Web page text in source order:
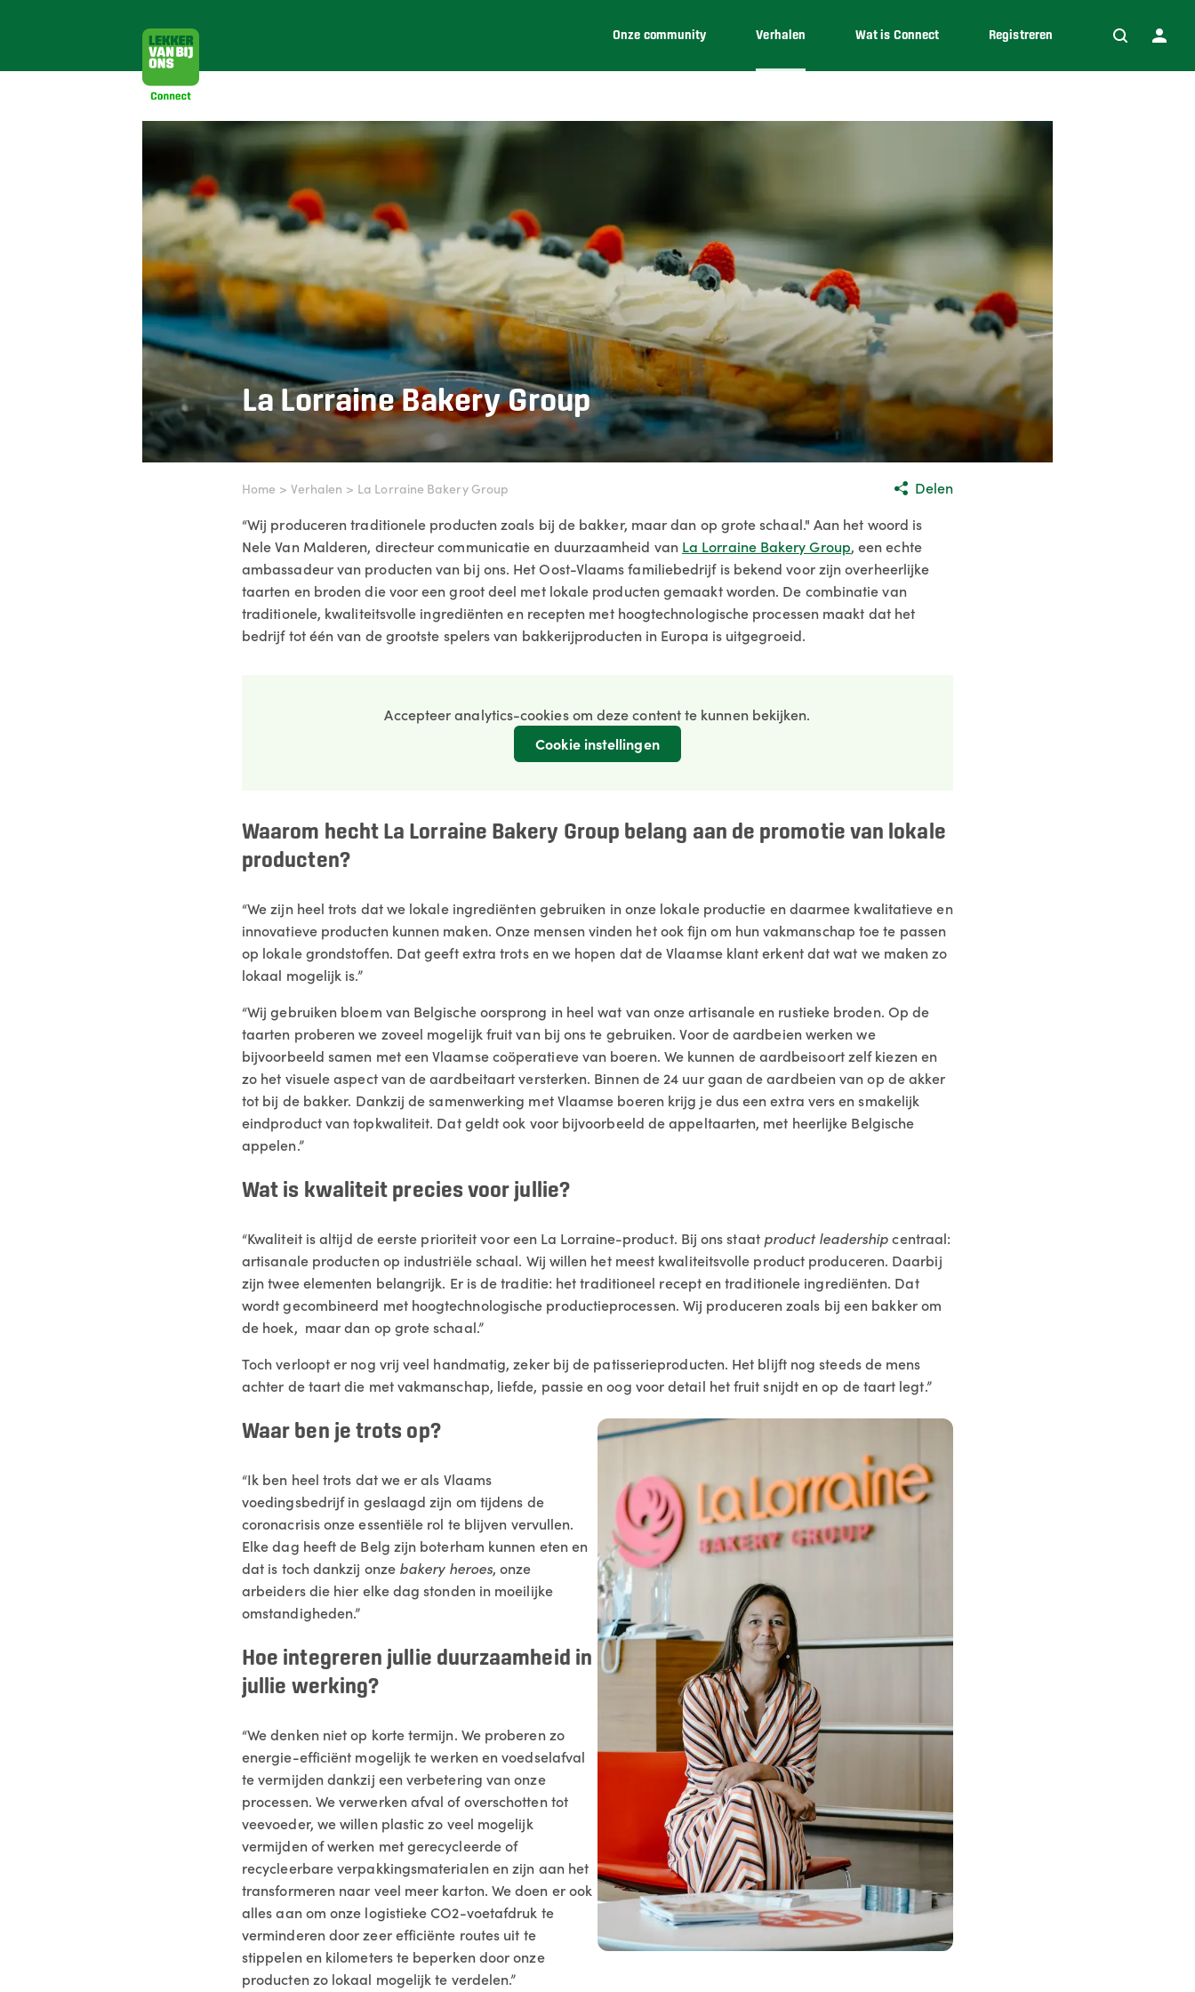
Onze community Verhalen Wat is Connect Registreren
La Lorraine Bakery Group
Home > Verhalen > La Lorraine Bakery Group
Delen
“Wij produceren traditionele producten zoals bij de bakker, maar dan op grote schaal." Aan het woord is
Nele Van Malderen, directeur communicatie en duurzaamheid van La Lorraine Bakery Group, een echte
ambassadeur van producten van bij ons. Het Oost-Vlaams familiebedrijf is bekend voor zijn overheerlijke
taarten en broden die voor een groot deel met lokale producten gemaakt worden. De combinatie van
traditionele, kwaliteitsvolle ingrediënten en recepten met hoogtechnologische processen maakt dat het
bedrijf tot één van de grootste spelers van bakkerijproducten in Europa is uitgegroeid.
Accepteer analytics-cookies om deze content te kunnen bekijken.
Cookie instellingen
Waarom hecht La Lorraine Bakery Group belang aan de promotie van lokale
producten?
“We zijn heel trots dat we lokale ingrediënten gebruiken in onze lokale productie en daarmee kwalitatieve en
innovatieve producten kunnen maken. Onze mensen vinden het ook fijn om hun vakmanschap toe te passen
op lokale grondstoffen. Dat geeft extra trots en we hopen dat de Vlaamse klant erkent dat wat we maken zo
lokaal mogelijk is.”
“Wij gebruiken bloem van Belgische oorsprong in heel wat van onze artisanale en rustieke broden. Op de
taarten proberen we zoveel mogelijk fruit van bij ons te gebruiken. Voor de aardbeien werken we
bijvoorbeeld samen met een Vlaamse coöperatieve van boeren. We kunnen de aardbeisoort zelf kiezen en
zo het visuele aspect van de aardbeitaart versterken. Binnen de 24 uur gaan de aardbeien van op de akker
tot bij de bakker. Dankzij de samenwerking met Vlaamse boeren krijg je dus een extra vers en smakelijk
eindproduct van topkwaliteit. Dat geldt ook voor bijvoorbeeld de appeltaarten, met heerlijke Belgische
appelen.”
Wat is kwaliteit precies voor jullie?
“Kwaliteit is altijd de eerste prioriteit voor een La Lorraine-product. Bij ons staat product leadershipcentraal:
artisanale producten op industriële schaal. Wij willen het meest kwaliteitsvolle product produceren. Daarbij
zijn twee elementen belangrijk. Er is de traditie: het traditioneel recept en traditionele ingrediënten. Dat
wordt gecombineerd met hoogtechnologische productieprocessen. Wij produceren zoals bij een bakker om
de hoek, maar dan op grote schaal.”
Toch verloopt er nog vrij veel handmatig, zeker bij de patisserieproducten. Het blijft nog steeds de mens
achter de taart die met vakmanschap, liefde, passie en oog voor detail het fruit snijdt en op de taart legt.”
Waar ben je trots op?
“Ik ben heel trots dat we er als Vlaams
voedingsbedrijf in geslaagd zijn om tijdens de
coronacrisis onze essentiële rol te blijven vervullen.
Elke dag heeft de Belg zijn boterham kunnen eten en
dat is toch dankzij onze bakery heroes, onze
arbeiders die hier elke dag stonden in moeilijke
omstandigheden.”
Hoe integreren jullie duurzaamheid in
jullie werking?
“We denken niet op korte termijn. We proberen zo
energie-efficiënt mogelijk te werken en voedselafval
te vermijden dankzij een verbetering van onze
processen. We verwerken afval of overschotten tot
veevoeder, we willen plastic zo veel mogelijk
vermijden of werken met gerecycleerde of
recycleerbare verpakkingsmaterialen en zijn aan het
transformeren naar veel meer karton. We doen er ook
alles aan om onze logistieke CO2-voetafdruk te
verminderen door zeer efficiënte routes uit te
stippelen en kilometers te beperken door onze
producten zo lokaal mogelijk te verdelen.”